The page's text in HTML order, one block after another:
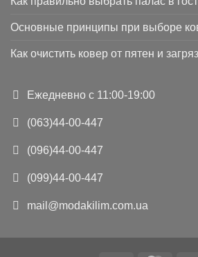
Основные принципы при выборе
Как очистить ковер от пятен и
Ежедневно с 11:00-19:00
(063)44-00-447
(096)44-00-447
(099)44-00-447
mail@modakilim.com.ua